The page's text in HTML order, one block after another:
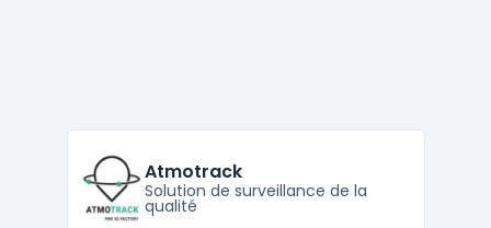
Atmotrack
Solution de surveillance de la
qualité